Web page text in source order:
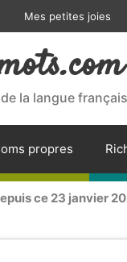
Mes petites joies
la langue
propres
ce 23 janvier